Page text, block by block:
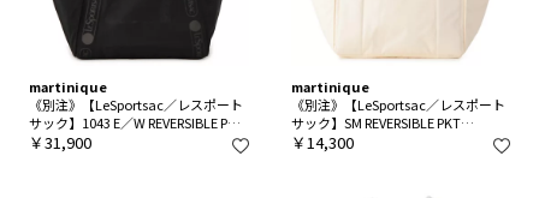
martinique
《別注》【LeSportsac／レスポート
サック】1043 E／W REVERSIBLE PKT
TOTE（Mesh）
￥31,900
martinique
《別注》【LeSportsac／レスポート
サック】SM REVERSIBLE PKT
TOTE（Solid）
￥14,300